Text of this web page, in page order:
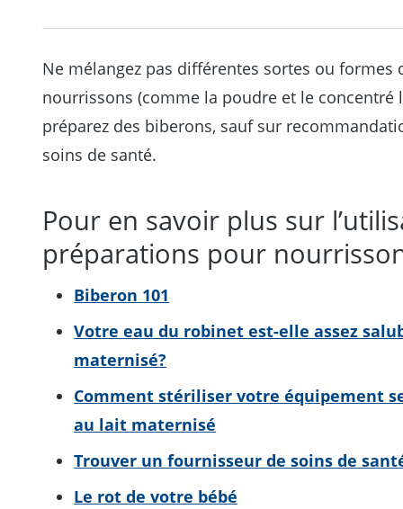
Ne mélangez pas différentes sortes ou formes
nourrissons (comme la poudre et le concentré
préparez des biberons, sauf sur
soins de santé.
Pour en savoir plus sur
préparations pour
Biberon 101
Votre eau du robinet est-elle assez
maternisé?
Comment stériliser votre équipement
au lait maternisé
Trouver un fournisseur de soins de
Le rot de votre bébé